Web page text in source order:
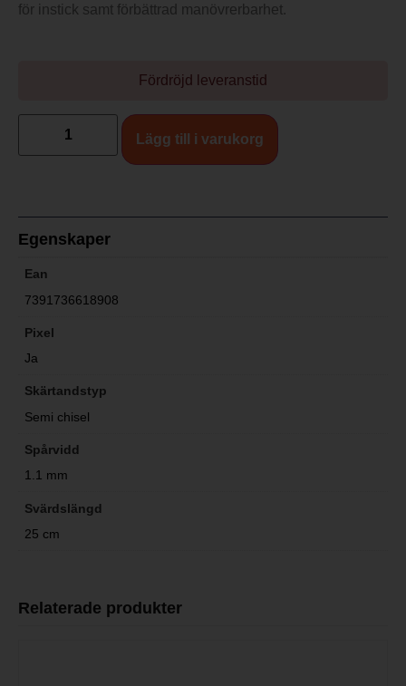
för instick samt förbättrad manövrerbarhet.
Fördröjd leveranstid
Lägg till i varukorg
Egenskaper
Ean
7391736618908
Pixel
Ja
Skärtandstyp
Semi chisel
Spårvidd
1.1 mm
Svärdslängd
25 cm
Relaterade produkter